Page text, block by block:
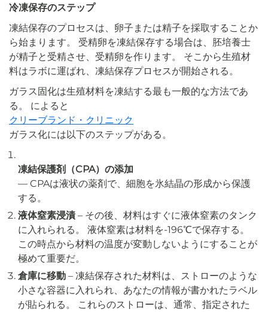
冷凍保存のステップ
凍結保存のプロセスは、卵子または精子を採取することか
ら始まります。 受精卵を凍結保存する場合は、胚培養士
が精子と受精させ、受精卵を作ります。 そこから生殖材
料はラボに運ばれ、凍結保存プロセスが開始される。
ガラス固化は生殖材料を凍結する最も一般的な方法であ
る。 によると
クリーブランド・クリニック
ガラス化には以下のステップがある。
凍結保護剤（CPA）の添加
— CPAは液状の薬剤で、細胞を氷結晶の形成から保護
する。
液体窒素浸漬 – その後、材料はすぐに液体窒素のタンク
に入れられる。 液体窒素は材料を-196℃で保存する。
この時点から材料の温度が変動しないようにすることが
極めて重要だ。
倉庫に移動 – 凍結保存された材料は、ストローのような
小さな容器に入れられ、あなたの情報が書かれたラベル
が貼られる。 これらのストローは、通常、指定された